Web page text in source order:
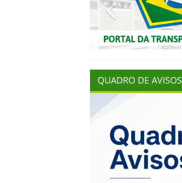
Previous
QUADRO DE AVISOS